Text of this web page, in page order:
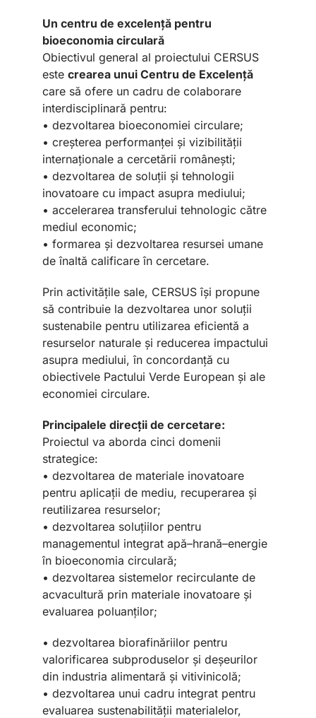
Un centru de excelență pentru
bioeconomia circulară
Obiectivul general al proiectului CERSUS
este crearea unui Centru de Excelență
care să ofere un cadru de colaborare
interdisciplinară pentru:
• dezvoltarea bioeconomiei circulare;
• creșterea performanței și vizibilității
internaționale a cercetării românești;
• dezvoltarea de soluții și tehnologii
inovatoare cu impact asupra mediului;
• accelerarea transferului tehnologic către
mediul economic;
• formarea și dezvoltarea resursei umane
de înaltă calificare în cercetare.
Prin activitățile sale, CERSUS își propune
să contribuie la dezvoltarea unor soluții
sustenabile pentru utilizarea eficientă a
resurselor naturale și reducerea impactului
asupra mediului, în concordanță cu
obiectivele Pactului Verde European și ale
economiei circulare.
Principalele direcții de cercetare:
Proiectul va aborda cinci domenii
strategice:
• dezvoltarea de materiale inovatoare
pentru aplicații de mediu, recuperarea și
reutilizarea resurselor;
• dezvoltarea soluțiilor pentru
managementul integrat apă–hrană–energie
în bioeconomia circulară;
• dezvoltarea sistemelor recirculante de
acvacultură prin materiale inovatoare și
evaluarea poluanților;
• dezvoltarea biorafinăriilor pentru
valorificarea subproduselor și deșeurilor
din industria alimentară și vitivinicolă;
• dezvoltarea unui cadru integrat pentru
evaluarea sustenabilității materialelor,